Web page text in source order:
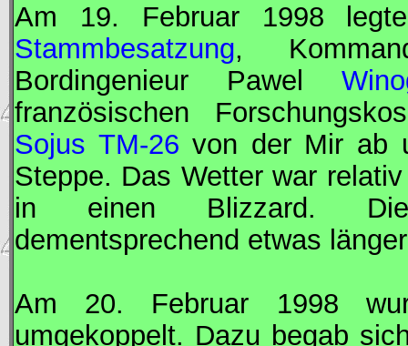
Am 19. Februar 1998
Stammbesatzung,
Bordingenieur Pawel
französischen
Sojus TM-26 von der Mir ab
Steppe. Das Wetter war
in einen Blizzard. Die
dementsprechend etwas
Am 20. Februar 1998
umgekoppelt. Dazu begab